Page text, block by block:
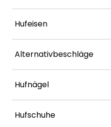
Hufeisen
Alternativbeschläge
Hufnägel
Hufschuhe